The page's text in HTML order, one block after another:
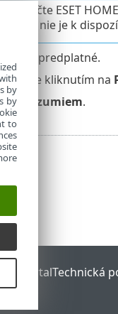
v účte ESET
nie je k
si iné predplatné.
kliknutím na
na Rozumiem.
PortalTechnická
by
by
to